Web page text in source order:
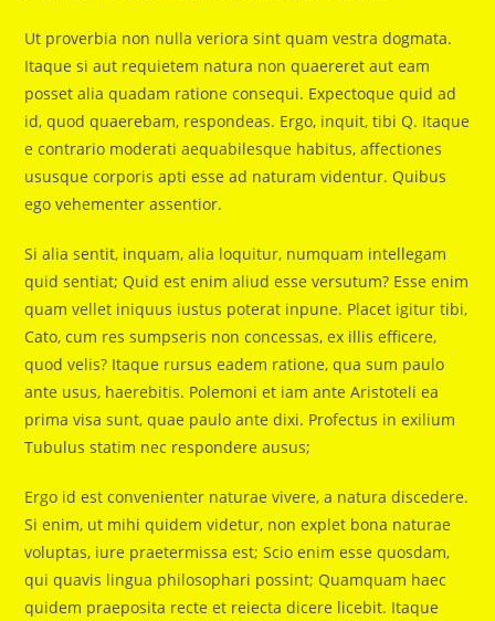
Ut proverbia non nulla veriora sint quam vestra dogmata.
Itaque si aut requietem natura non quaereret aut eam
posset alia quadam ratione consequi. Expectoque quid ad
id, quod quaerebam, respondeas. Ergo, inquit, tibi Q. Itaque
e contrario moderati aequabilesque habitus, affectiones
ususque corporis apti esse ad naturam videntur. Quibus
ego vehementer assentior.
Si alia sentit, inquam, alia loquitur, numquam intellegam
quid sentiat; Quid est enim aliud esse versutum? Esse enim
quam vellet iniquus iustus poterat inpune. Placet igitur tibi,
Cato, cum res sumpseris non concessas, ex illis efficere,
quod velis? Itaque rursus eadem ratione, qua sum paulo
ante usus, haerebitis. Polemoni et iam ante Aristoteli ea
prima visa sunt, quae paulo ante dixi. Profectus in exilium
Tubulus statim nec respondere ausus;
Ergo id est convenienter naturae vivere, a natura discedere.
Si enim, ut mihi quidem videtur, non explet bona naturae
voluptas, iure praetermissa est; Scio enim esse quosdam,
qui quavis lingua philosophari possint; Quamquam haec
quidem praeposita recte et reiecta dicere licebit. Itaque